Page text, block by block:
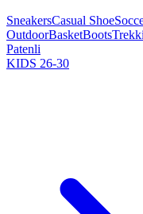
SneakersCasual Shoe
OutdoorBasketBoots
Patenli
KIDS 26-30